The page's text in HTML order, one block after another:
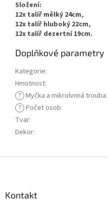
Složení:
12x talíř mělký 24cm,
12x talíř hluboký 22cm,
12x talíř dezertní 19cm.
Doplňkové parametry
Kategorie:
Hmotnost:
? Myčka a mikrolvnná trouba:
? Počet osob:
Tvar:
Dekor:
Kontakt